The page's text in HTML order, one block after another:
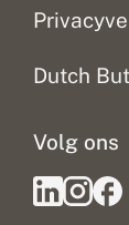
Dutch
Volg ons